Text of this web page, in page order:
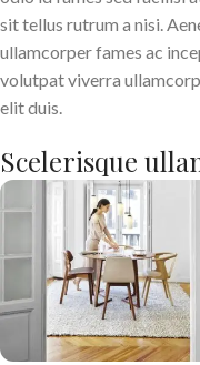
sit tellus rutrum a nisi.
ullamcorper fames ac
volutpat viverra
elit duis.
Scelerisque